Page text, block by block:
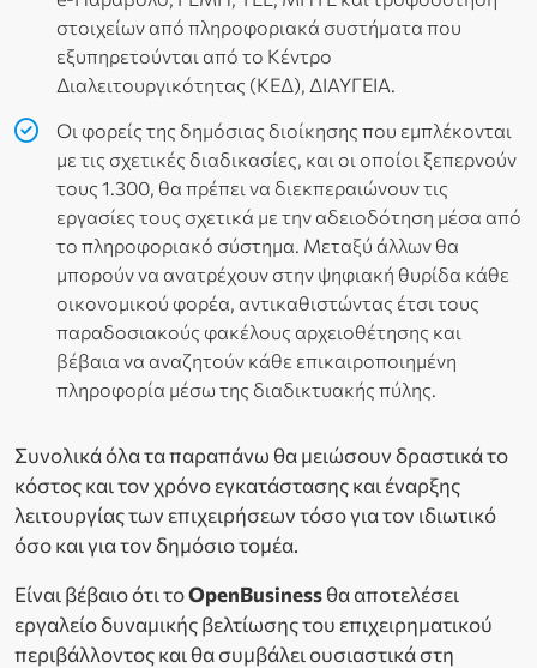
στοιχείων από πληροφοριακά συστήματα που
εξυπηρετούνται από το Κέντρο
Διαλειτουργικότητας (ΚΕΔ), ΔΙΑΥΓΕΙΑ.
Οι φορείς της δημόσιας διοίκησης που εμπλέκονται
με τις σχετικές διαδικασίες, και οι οποίοι ξεπερνούν
τους 1.300, θα πρέπει να διεκπεραιώνουν τις
εργασίες τους σχετικά με την αδειοδότηση μέσα από
το πληροφοριακό σύστημα. Μεταξύ άλλων θα
μπορούν να ανατρέχουν στην ψηφιακή θυρίδα κάθε
οικονομικού φορέα, αντικαθιστώντας έτσι τους
παραδοσιακούς φακέλους αρχειοθέτησης και
βέβαια να αναζητούν κάθε επικαιροποιημένη
πληροφορία μέσω της διαδικτυακής πύλης.
Συνολικά όλα τα παραπάνω θα μειώσουν δραστικά το
κόστος και τον χρόνο εγκατάστασης και έναρξης
λειτουργίας των επιχειρήσεων τόσο για τον ιδιωτικό
όσο και για τον δημόσιο τομέα.
Είναι βέβαιο ότι τοOpenBusinessθα αποτελέσει
εργαλείο δυναμικής βελτίωσης του επιχειρηματικού
περιβάλλοντος και θα συμβάλει ουσιαστικά στη